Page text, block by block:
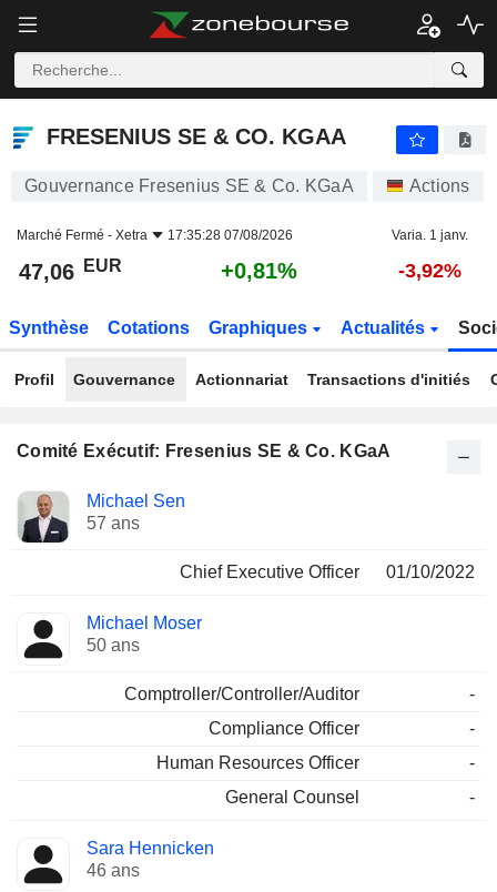
FRESENIUS SE & CO. KGAA
FRESENIUS SE & CO. KGAA
Gouvernance Fresenius SE & Co. KGaA Actions
Marché Fermé - Xetra 17:35:28 07/08/2026 Varia. 1 janv.
47,06 EUR +0,81% -3,92%
Synthèse Cotations Graphiques Actualités
Profil Gouvernance Actionnariat Transactions d'initiés
Comité Exécutif: Fresenius SE & Co. KGaA
Dirigeant
Fonctions
occupées
Michael Sen
57 ans
Chief Executive Officer 01/10/2022
Michael Moser
50 ans
Comptroller/Controller/Auditor
-
Compliance Officer
-
Human Resources Officer
-
General Counsel
-
Sara Hennicken
46 ans